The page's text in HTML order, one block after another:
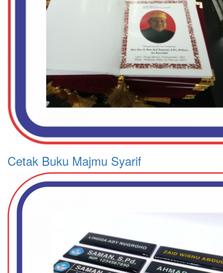
Cetak Buku Majmu Syarif